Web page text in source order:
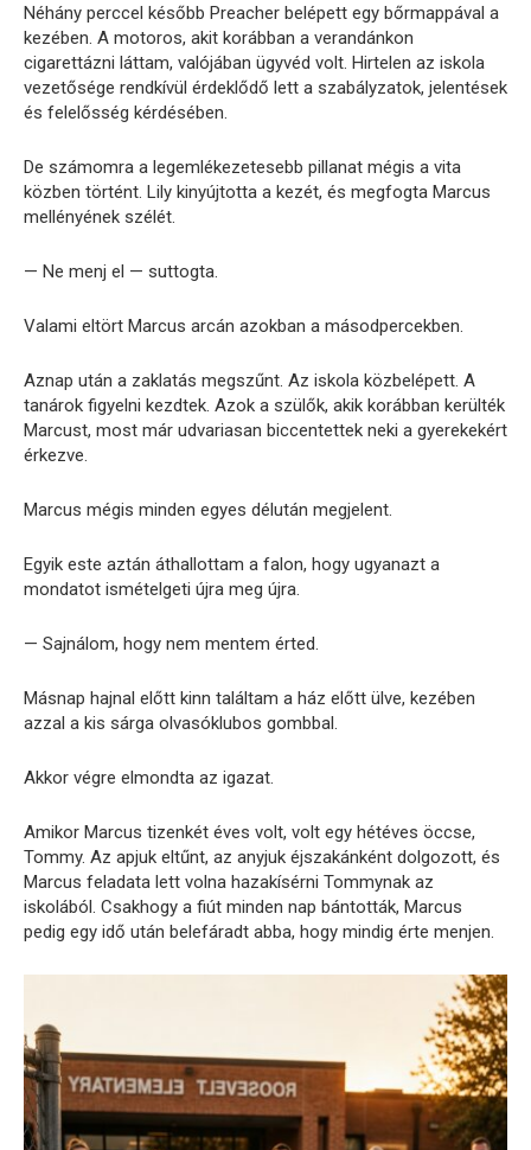
Néhány perccel később Preacher belépett egy bőrmappával a
kezében. A motoros, akit korábban a verandánkon
cigarettázni láttam, valójában ügyvéd volt. Hirtelen az iskola
vezetősége rendkívül érdeklődő lett a szabályzatok, jelentések
és felelősség kérdésében.
De számomra a legemlékezetesebb pillanat mégis a vita
közben történt. Lily kinyújtotta a kezét, és megfogta Marcus
mellényének szélét.
— Ne menj el — suttogta.
Valami eltört Marcus arcán azokban a másodpercekben.
Aznap után a zaklatás megszűnt. Az iskola közbelépett. A
tanárok figyelni kezdtek. Azok a szülők, akik korábban kerülték
Marcust, most már udvariasan biccentettek neki a gyerekekért
érkezve.
Marcus mégis minden egyes délután megjelent.
Egyik este aztán áthallottam a falon, hogy ugyanazt a
mondatot ismételgeti újra meg újra.
— Sajnálom, hogy nem mentem érted.
Másnap hajnal előtt kinn találtam a ház előtt ülve, kezében
azzal a kis sárga olvasóklubos gombbal.
Akkor végre elmondta az igazat.
Amikor Marcus tizenkét éves volt, volt egy hétéves öccse,
Tommy. Az apjuk eltűnt, az anyjuk éjszakánként dolgozott, és
Marcus feladata lett volna hazakísérni Tommynak az
iskolából. Csakhogy a fiút minden nap bántották, Marcus
pedig egy idő után belefáradt abba, hogy mindig érte menjen.